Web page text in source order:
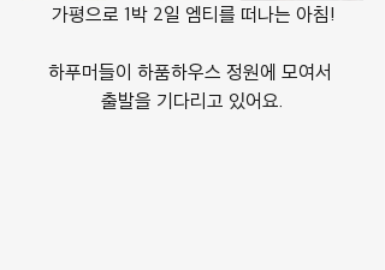
가평으로 1박 2일 엠티를 떠나는 아침!
하푸머들이 하품하우스 정원에 모여서
출발을 기다리고 있어요.